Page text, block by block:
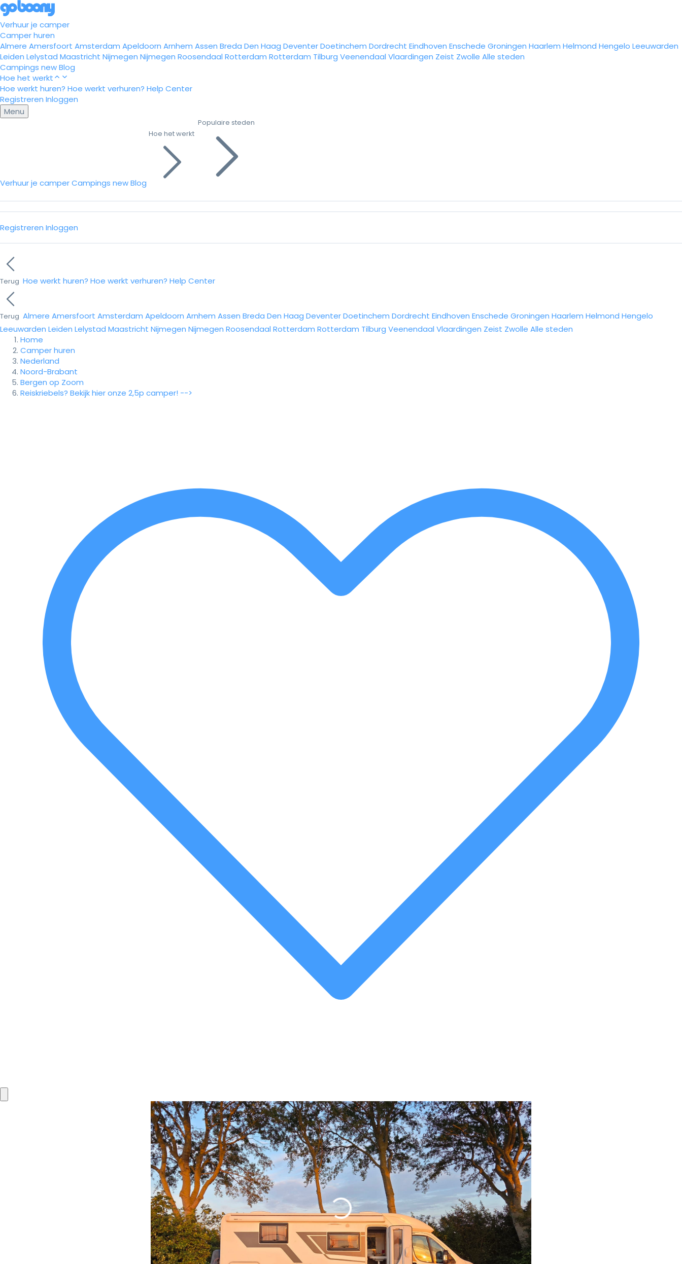
Verhuur je camper
Camper huren
Almere Amersfoort Amsterdam Apeldoorn Arnhem Assen Breda Den Haag DeventerDoetinchem Dordrecht Eindhoven Enschede Groningen Haarlem Helmond Hengelo Leeuwarden
Leiden Lelystad Maastricht Nijmegen Nijmegen Roosendaal Rotterdam Rotterdam Tilburg Veenendaal Vlaardingen Zeist Zwolle Alle steden
Campings newBlog
Hoe het werkt
Hoe werkt huren? Hoe werkt verhuren? Help Center
Registreren Inloggen
Menu
Verhuur je camperCampings newBlog
Hoe het werkt
Populaire steden
Registreren Inloggen
Terug Hoe werkt huren? Hoe werkt verhuren? Help Center
Terug Almere Amersfoort Amsterdam Apeldoorn Arnhem Assen Breda Den Haag DeventerDoetinchem Dordrecht Eindhoven Enschede Groningen Haarlem Helmond Hengelo
Leeuwarden Leiden Lelystad Maastricht Nijmegen Nijmegen Roosendaal Rotterdam Rotterdam Tilburg Veenendaal Vlaardingen Zeist Zwolle Alle steden
Home
Camper huren
Nederland
Noord-Brabant
Bergen op Zoom
Reiskriebels? Bekijk hier onze 2,5p camper! -->